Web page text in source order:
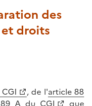
des
droits
, de l'article 88